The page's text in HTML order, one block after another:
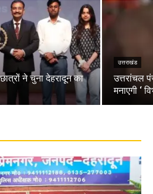
ने चुना देहरादून का
उत्तराखंड
उत्तरांचल
मनाएगी ‘